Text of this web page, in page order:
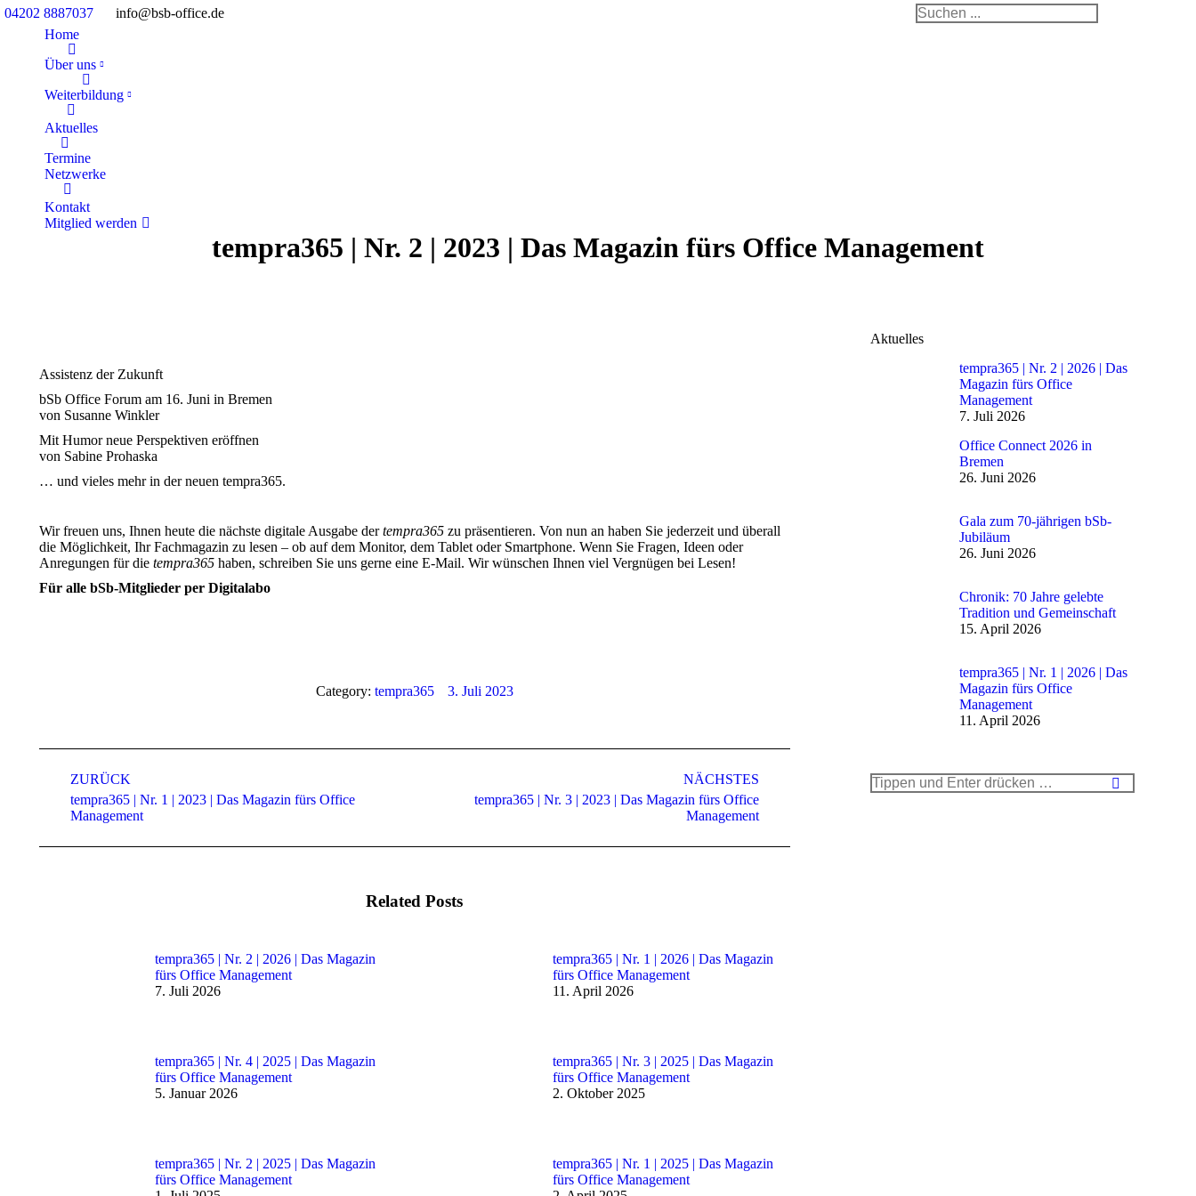
04202 8887037 info@bsb-office.de Search:
Home
Über uns
Weiterbildung
Aktuelles
Termine
Netzwerke
Kontakt
Mitglied werden
tempra365 | Nr. 2 | 2023 | Das Magazin fürs Office Management
Assistenz der Zukunft
bSb Office Forum am 16. Juni in Bremen
von Susanne Winkler
Mit Humor neue Perspektiven eröffnen
von Sabine Prohaska
… und vieles mehr in der neuen tempra365.
Wir freuen uns, Ihnen heute die nächste digitale Ausgabe dertempra365 zu präsentieren. Von nun an haben Sie jederzeit und überall
die Möglichkeit, Ihr Fachmagazin zu lesen – ob auf dem Monitor, dem Tablet oder Smartphone. Wenn Sie Fragen, Ideen oder
Anregungen für die tempra365 haben, schreiben Sie uns gerne eine E-Mail. Wir wünschen Ihnen viel Vergnügen bei Lesen!
Für alle bSb-Mitglieder per Digitalabo
Category: tempra365 3. Juli 2023
ZURÜCK
Vorheriger
Beitrag:
tempra365 | Nr. 1 | 2023 | Das Magazin fürs Office
Management
NÄCHSTES
Nächster
tempra365 | Nr. 3 | 2023 | Das Magazin fürs Office
Management
Related Posts
tempra365 | Nr. 2 | 2026 | Das Magazin
fürs Office Management
7. Juli 2026
tempra365 | Nr. 1 | 2026 | Das Magazin
fürs Office Management
11. April 2026
tempra365 | Nr. 4 | 2025 | Das Magazin
fürs Office Management
5. Januar 2026
tempra365 | Nr. 3 | 2025 | Das Magazin
fürs Office Management
2. Oktober 2025
tempra365 | Nr. 2 | 2025 | Das Magazin
fürs Office Management
tempra365 | Nr. 1 | 2025 | Das Magazin
fürs Office Management
Aktuelles
tempra365 | Nr. 2 | 2026 | Das
Magazin fürs Office
Management
7. Juli 2026
Office Connect 2026 in
Bremen
26. Juni 2026
Gala zum 70-jährigen bSb-
Jubiläum
26. Juni 2026
Chronik: 70 Jahre gelebte
Tradition und Gemeinschaft
15. April 2026
tempra365 | Nr. 1 | 2026 | Das
Magazin fürs Office
Management
11. April 2026
Search: